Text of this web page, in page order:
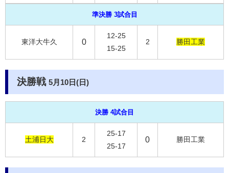
準決勝 3試合目
東洋大牛久 0
12-25
15-25
2 勝田工業
決勝戦 5月10日(日)
決勝 4試合目
土浦日大 2
25-17
25-17
0 勝田工業